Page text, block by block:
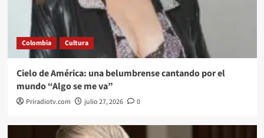
Colombia Cultura
Cielo de América: una belumbrense cantando por el
mundo “Algo se me va”
Priradiotv.com julio 27, 2026 0